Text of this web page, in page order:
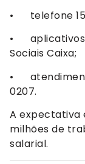
• telefone
• aplicativos
Sociais Caixa;
•
0207.
A expectativa
milhões de
salarial.